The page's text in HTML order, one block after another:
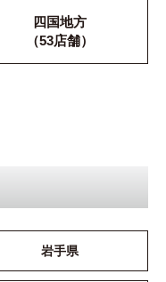
四国地方
（53店舗）
岩手県